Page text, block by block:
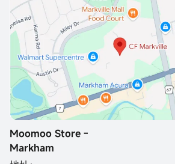
Moomoo Store -
Markham